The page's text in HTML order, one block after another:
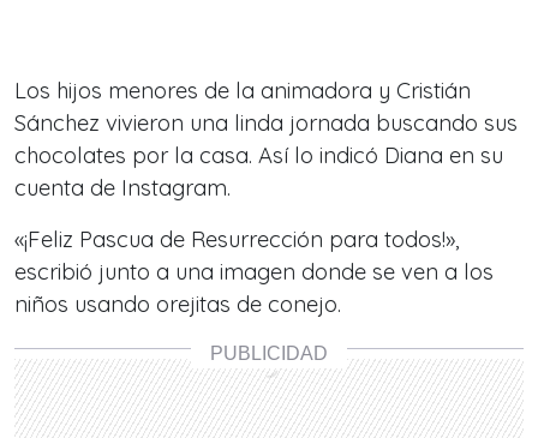
Los hijos menores de la animadora y Cristián
Sánchez vivieron una linda jornada buscando sus
chocolates por la casa. Así lo indicó Diana en su
cuenta de Instagram.
«¡Feliz Pascua de Resurrección para todos!»,
escribió junto a una imagen donde se ven a los
niños usando orejitas de conejo.